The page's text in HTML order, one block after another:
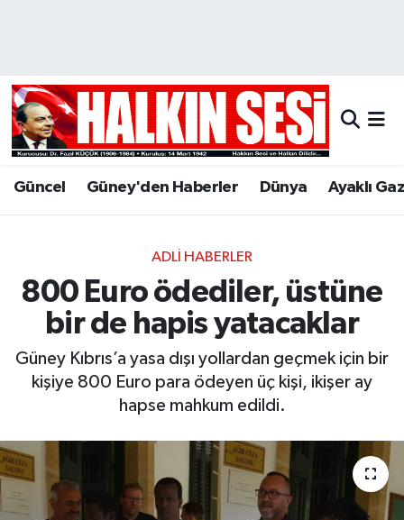
Güncel Güney'den Haberler Dünya Ayaklı
ADLI HABERLER
800 Euro ödediler, üstüne
bir de hapis yatacaklar
Güney Kıbrıs’a yasa dışı yollardan geçmek için bir
kişiye 800 Euro para ödeyen üç kişi, ikişer ay
hapse mahkum edildi.
Hava Durumu
Trafik Durumu
Tüm Manşetler
Son Dakika Haberleri